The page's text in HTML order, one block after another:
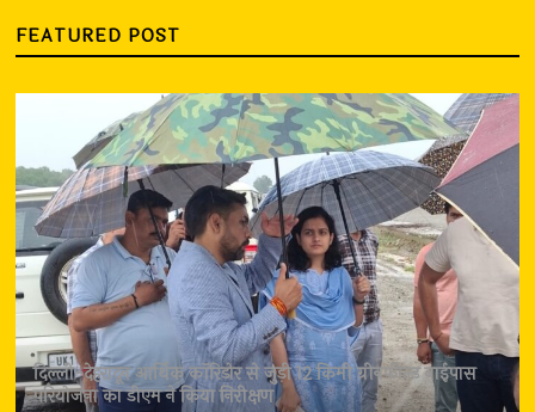
FEATURED POST
दिल्ली-देहरादून आर्थिक कॉरिडोर से जुड़ी 12 किमी ग्रीनफील्ड बाईपास
परियोजना का डीएम ने किया निरीक्षण